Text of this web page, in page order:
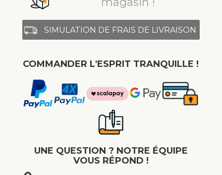
SIMULATION DE FRAIS DE LIVRAISON
COMMANDER L'ESPRIT TRANQUILLE !
UNE QUESTION ? NOTRE ÉQUIPE
VOUS RÉPOND !